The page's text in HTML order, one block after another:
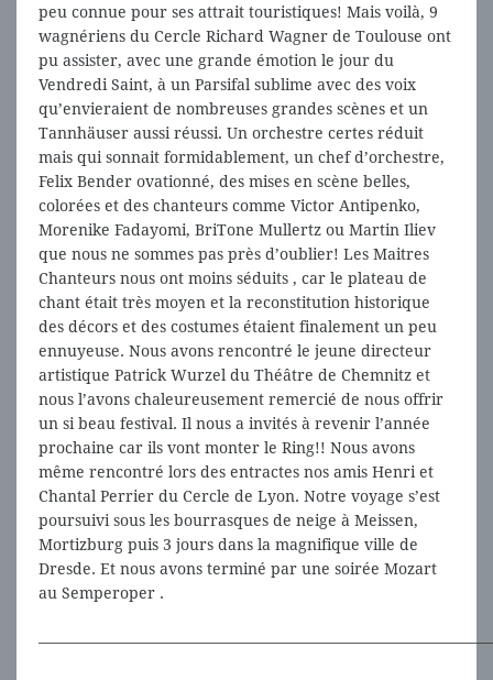
peu connue pour ses attrait touristiques! Mais voilà, 9
wagnériens du Cercle Richard Wagner de Toulouse ont
pu assister, avec une grande émotion le jour du
Vendredi Saint, à un Parsifal sublime avec des voix
qu’envieraient de nombreuses grandes scènes et un
Tannhäuser aussi réussi. Un orchestre certes réduit
mais qui sonnait formidablement, un chef d’orchestre,
Felix Bender ovationné, des mises en scène belles,
colorées et des chanteurs comme Victor Antipenko,
Morenike Fadayomi, BriTone Mullertz ou Martin Iliev
que nous ne sommes pas près d’oublier! Les Maitres
Chanteurs nous ont moins séduits , car le plateau de
chant était très moyen et la reconstitution historique
des décors et des costumes étaient finalement un peu
ennuyeuse. Nous avons rencontré le jeune directeur
artistique Patrick Wurzel du Théâtre de Chemnitz et
nous l’avons chaleureusement remercié de nous offrir
un si beau festival. Il nous a invités à revenir l’année
prochaine car ils vont monter le Ring!! Nous avons
même rencontré lors des entractes nos amis Henri et
Chantal Perrier du Cercle de Lyon. Notre voyage s’est
poursuivi sous les bourrasques de neige à Meissen,
Mortizburg puis 3 jours dans la magnifique ville de
Dresde. Et nous avons terminé par une soirée Mozart
au Semperoper .